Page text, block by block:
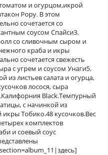
и огурцом,икрой
Рору. В этом
сочетается со
соусом Спайси3.
со сливочным сыром и
краба и икры
сочетается свежесть
с угрем и соусом Унаги5.
из листьев салата и огурца,
лосося, сыра
Black.Темпурный
с начинкой из
Тобико.48 кусочков.Вес
комплектов
и соевый соус